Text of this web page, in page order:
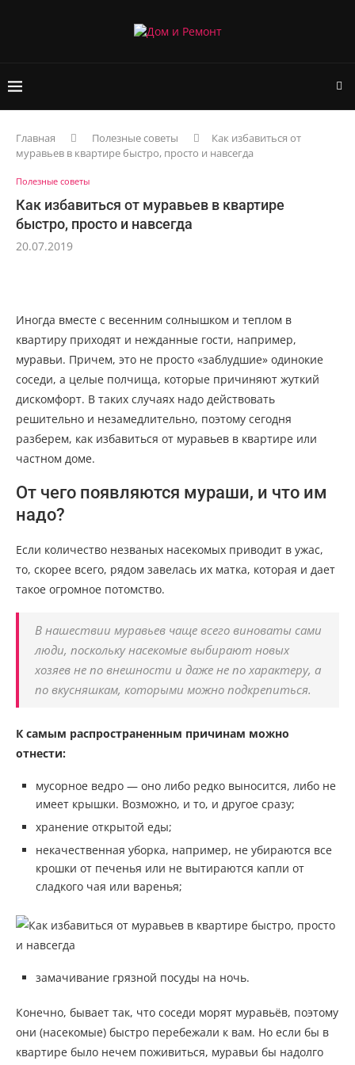
Главная Полезные советы
Как избавиться от
муравьев в квартире быстро, просто и навсегда
Полезные советы
Как избавиться от муравьев в квартире
быстро, просто и навсегда
20.07.2019
Иногда вместе с весенним солнышком и теплом в
квартиру приходят и нежданные гости, например,
муравьи. Причем, это не просто «заблудшие» одинокие
соседи, а целые полчища, которые причиняют жуткий
дискомфорт. В таких случаях надо действовать
решительно и незамедлительно, поэтому сегодня
разберем, как избавиться от муравьев в квартире или
частном доме.
От чего появляются мураши, и что им
надо?
Если количество незваных насекомых приводит в ужас,
то, скорее всего, рядом завелась их матка, которая и дает
такое огромное потомство.
В нашествии муравьев чаще всего виноваты сами
люди, поскольку насекомые выбирают новых
хозяев не по внешности и даже не по характеру, а
по вкусняшкам, которыми можно подкрепиться.
К самым распространенным причинам можно
отнести:
мусорное ведро — оно либо редко выносится, либо не
имеет крышки. Возможно, и то, и другое сразу;
хранение открытой еды;
некачественная уборка, например, не убираются все
крошки от печенья или не вытираются капли от
сладкого чая или варенья;
замачивание грязной посуды на ночь.
Конечно, бывает так, что соседи морят муравьёв, поэтому
они (насекомые) быстро перебежали к вам. Но если бы в
квартире было нечем поживиться, муравьи бы надолго